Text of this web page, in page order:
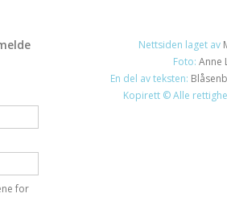
for
Nettsiden laget av
Foto: Anne
En del av teksten:
Kopirett © Alle